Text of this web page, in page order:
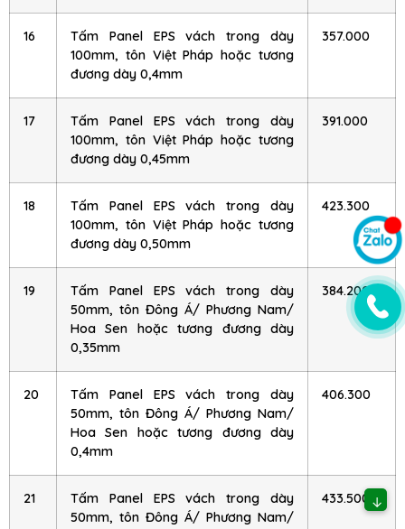
16
Tấm Panel EPS vách trong dày
100mm, tôn Việt Pháp hoặc tương
đương dày 0,4mm
357.000
17
Tấm Panel EPS vách trong dày
100mm, tôn Việt Pháp hoặc tương
đương dày 0,45mm
391.000
18
Tấm Panel EPS vách trong dày
100mm, tôn Việt Pháp hoặc tương
đương dày 0,50mm
423.300
19
Tấm Panel EPS vách trong dày
50mm, tôn Đông Á/ Phương Nam/
Hoa Sen hoặc tương đương dày
0,35mm
384.200
20
Tấm Panel EPS vách trong dày
50mm, tôn Đông Á/ Phương Nam/
Hoa Sen hoặc tương đương dày
0,4mm
406.300
21
Tấm Panel EPS vách trong dày
50mm, tôn Đông Á/ Phương Nam/
433.500 ↓